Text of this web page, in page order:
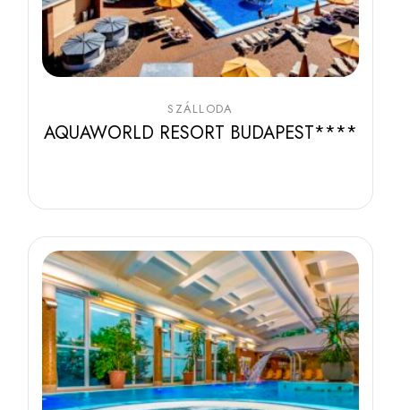
SZÁLLODA
AQUAWORLD RESORT BUDAPEST****